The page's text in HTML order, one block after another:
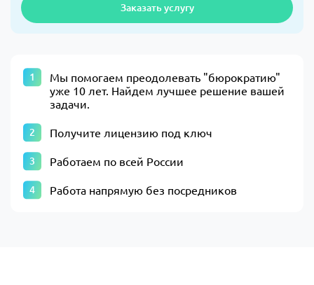
Заказать услугу
​Мы помогаем преодолевать "бюрократию"
уже 10 лет. Найдем лучшее решение вашей
задачи.​
Получите лицензию под ключ
Работаем по всей России
Работа напрямую без посредников